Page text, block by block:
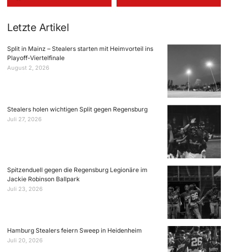
Letzte Artikel
Split in Mainz – Stealers starten mit Heimvorteil ins
Playoff-Viertelfinale
August 2, 2026
Stealers holen wichtigen Split gegen Regensburg
Juli 27, 2026
Spitzenduell gegen die Regensburg Legionäre im
Jackie Robinson Ballpark
Juli 23, 2026
Hamburg Stealers feiern Sweep in Heidenheim
Juli 20, 2026